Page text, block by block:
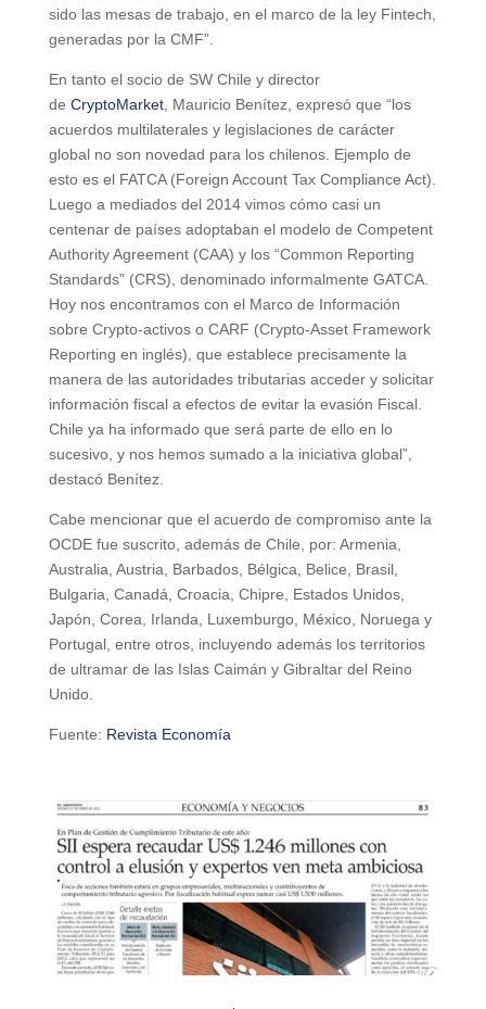
sido las mesas de trabajo, en el marco de la ley Fintech,
generadas por la CMF”.
En tanto el socio de SW Chile y director
de CryptoMarket, Mauricio Benítez, expresó que “los
acuerdos multilaterales y legislaciones de carácter
global no son novedad para los chilenos. Ejemplo de
esto es el FATCA (Foreign Account Tax Compliance Act).
Luego a mediados del 2014 vimos cómo casi un
centenar de países adoptaban el modelo de Competent
Authority Agreement (CAA) y los “Common Reporting
Standards” (CRS), denominado informalmente GATCA.
Hoy nos encontramos con el Marco de Información
sobre Crypto-activos o CARF (Crypto-Asset Framework
Reporting en inglés), que establece precisamente la
manera de las autoridades tributarias acceder y solicitar
información fiscal a efectos de evitar la evasión Fiscal.
Chile ya ha informado que será parte de ello en lo
sucesivo, y nos hemos sumado a la iniciativa global”,
destacó Benítez.
Cabe mencionar que el acuerdo de compromiso ante la
OCDE fue suscrito, además de Chile, por: Armenia,
Australia, Austria, Barbados, Bélgica, Belice, Brasil,
Bulgaria, Canadá, Croacia, Chipre, Estados Unidos,
Japón, Corea, Irlanda, Luxemburgo, México, Noruega y
Portugal, entre otros, incluyendo además los territorios
de ultramar de las Islas Caimán y Gibraltar del Reino
Unido.
Fuente: Revista Economía